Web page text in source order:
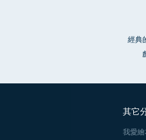
經典
其它
我愛繪